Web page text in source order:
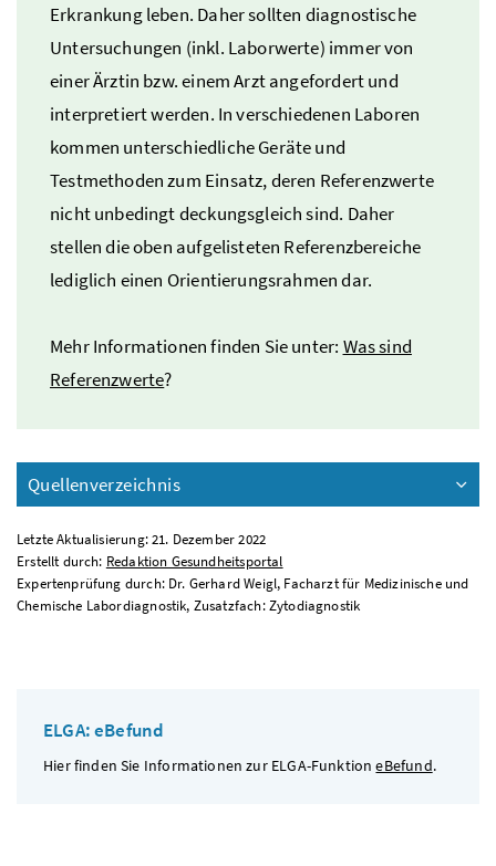
Erkrankung leben. Daher sollten diagnostische
Untersuchungen (inkl. Laborwerte) immer von
einer Ärztin bzw.einem Arzt angefordert und
interpretiert werden. In verschiedenen Laboren
kommen unterschiedliche Geräte und
Testmethoden zum Einsatz, deren Referenzwerte
nicht unbedingt deckungsgleich sind. Daher
stellen die oben aufgelisteten Referenzbereiche
lediglich einen Orientierungsrahmen dar.
Mehr Informationen finden Sie unter: Was sind
Referenzwerte?
Quellenverzeichnis
Letzte Aktualisierung: 21. Dezember 2022
Erstellt durch: Redaktion Gesundheitsportal
Expertenprüfung durch: Dr. Gerhard Weigl, Facharzt für Medizinische und
Chemische Labordiagnostik, Zusatzfach: Zytodiagnostik
ELGA: eBefund
Hier finden Sie Informationen zur ELGA-FunktioneBefund.